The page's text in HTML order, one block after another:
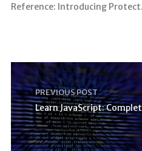
Reference: Introducing
PREVIOUS POST